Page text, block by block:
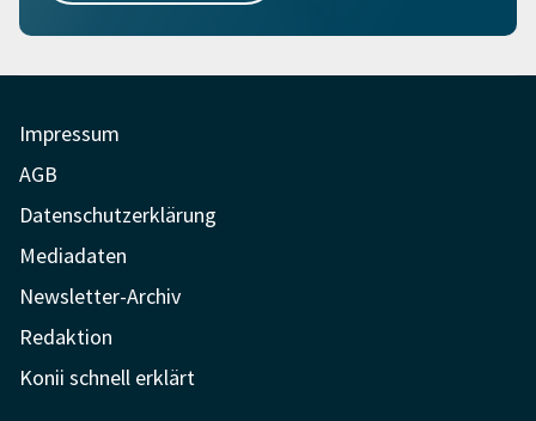
Impressum
AGB
Datenschutzerklärung
Mediadaten
Newsletter-Archiv
Redaktion
Konii schnell erklärt